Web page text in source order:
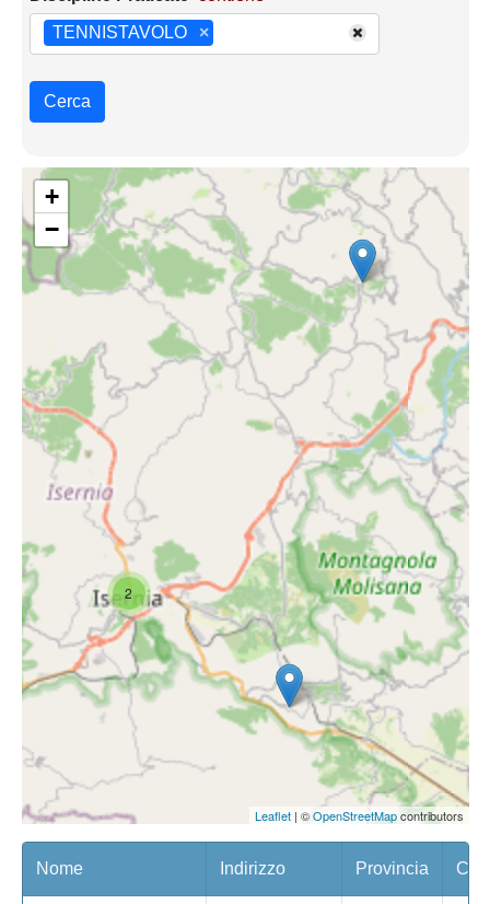
×
TENNISTAVOLO
Cerca
2
+
−
Leaflet| ©OpenStreetMapcontributors
Nome Indirizzo Provincia